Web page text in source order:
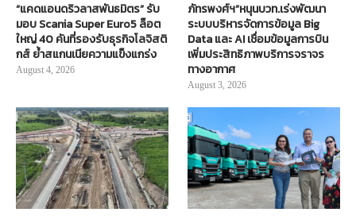
“แคดแอนดริวลาสพันธมิตร” รับ
มอบ Scania Super Euro5 ล็อต
ใหญ่ 40 คันที่รองรับธุรกิจโลจิสติ
กส์ ย้ำสแกนเนียความแข็งแกร่ง
August 4, 2026
ภัทรพงศ์ฯ”หนุนบวท.เร่งพัฒนา
ระบบบริหารจัดการข้อมูล Big
Data และ AI เชื่อมข้อมูลการบิน
เพิ่มประสิทธิภาพบริการจราจร
ทางอากาศ
August 3, 2026